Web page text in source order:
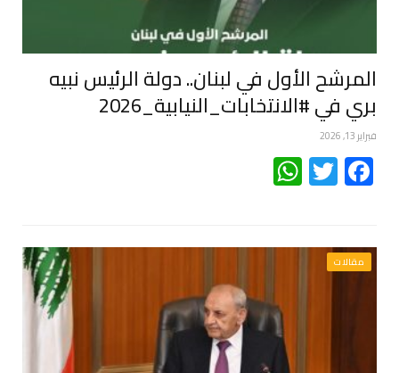
المرشح الأول في لبنان.. دولة الرئيس نبيه
بري في #الانتخابات_النيابية_2026
فبراير 13, 2026
Facebook
Twitter
مقالات